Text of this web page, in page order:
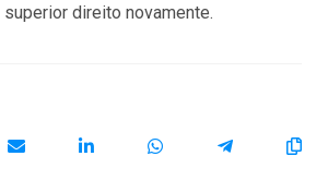
direito novamente.